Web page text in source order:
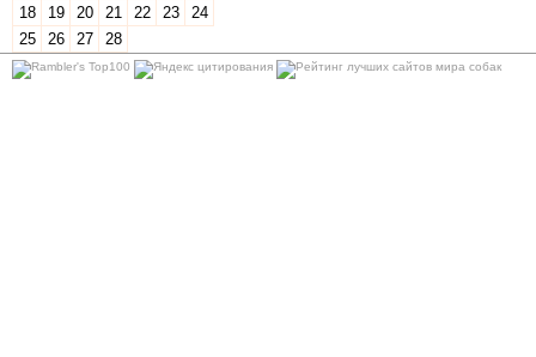
18
19 20 21 22 23
24
25
26 27 28